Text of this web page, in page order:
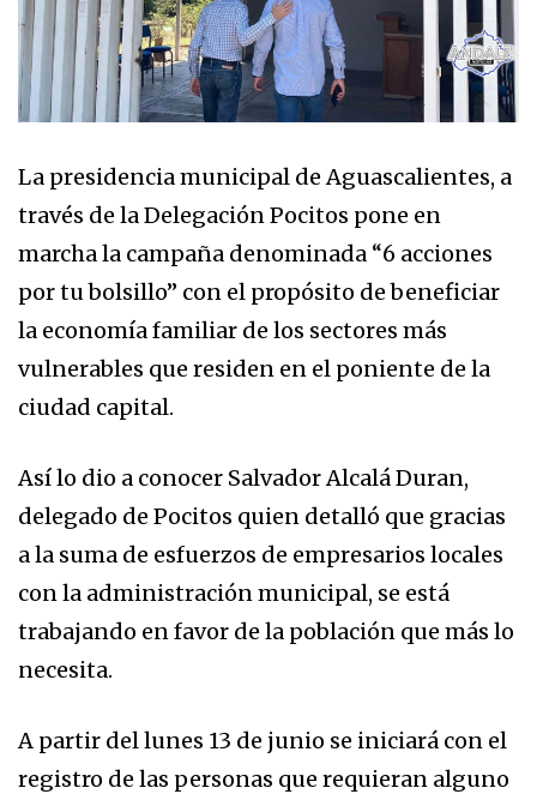
La presidencia municipal de Aguascalientes, a
través de la Delegación Pocitos pone en
marcha la campaña denominada “6 acciones
por tu bolsillo” con el propósito de beneficiar
la economía familiar de los sectores más
vulnerables que residen en el poniente de la
ciudad capital.
Así lo dio a conocer Salvador Alcalá Duran,
delegado de Pocitos quien detalló que gracias
a la suma de esfuerzos de empresarios locales
con la administración municipal, se está
trabajando en favor de la población que más lo
necesita.
A partir del lunes 13 de junio se iniciará con el
registro de las personas que requieran alguno